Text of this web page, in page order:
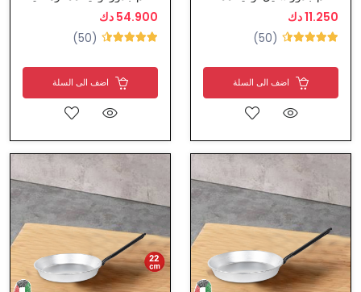
11.250 دك
(50)
اضف الى السلة
54.900 دك
(50)
اضف الى السلة